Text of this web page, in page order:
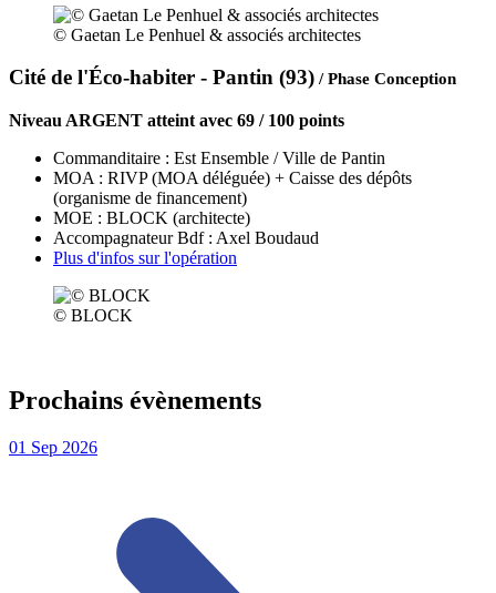
© Gaetan Le Penhuel & associés architectes
Cité de l'Éco-habiter - Pantin (93) / Phase Conception
Niveau ARGENT atteint avec 69 / 100 points
Commanditaire : Est Ensemble / Ville de Pantin
MOA : RIVP (MOA déléguée) + Caisse des dépôts
(organisme de financement)
MOE : BLOCK (architecte)
Accompagnateur Bdf : Axel Boudaud
Plus d'infos sur l'opération
© BLOCK
Prochains évènements
01 Sep 2026